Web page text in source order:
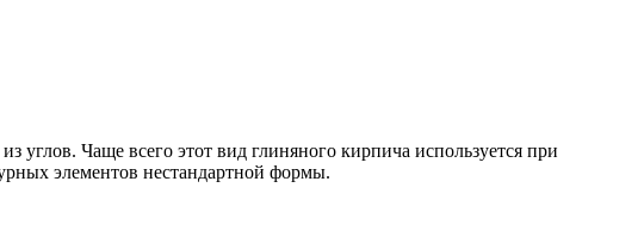
углов. Чаще всего этот вид глиняного кирпича используется при
элементов нестандартной формы.